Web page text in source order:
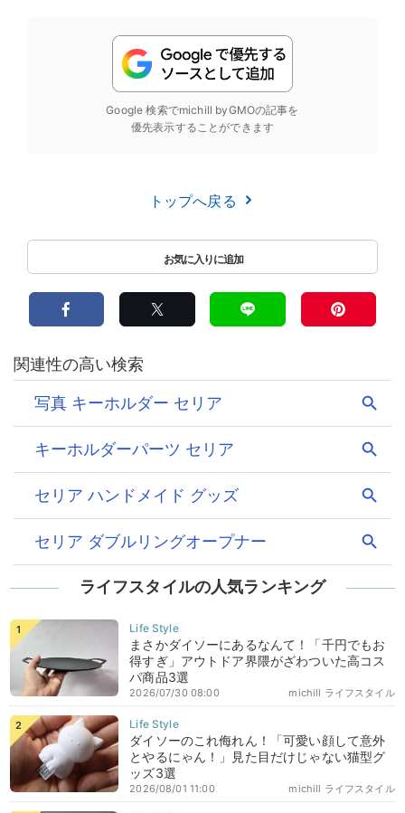
Google 検索でmichill byGMOの記事を
優先表示することができます
トップへ戻る
ライフスタイルの人気ランキング
まさかダイソーにあるなんて！「千円でもお
得すぎ」アウトドア界隈がざわついた高コス
パ商品3選
michill ライフスタイル
2026/07/30 08:00
ダイソーのこれ侮れん！「可愛い顔して意外
とやるにゃん！」見た目だけじゃない猫型グ
ッズ3選
michill ライフスタイル
2026/08/01 11:00